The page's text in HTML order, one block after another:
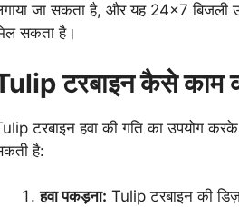
जा सकता है, और यह 24×7 बिजली
सकता है।
टरबाइन कैसे काम
टरबाइन हवा की गति का उपयोग
है:
हवा पकड़ना: Tulip टरबाइन की